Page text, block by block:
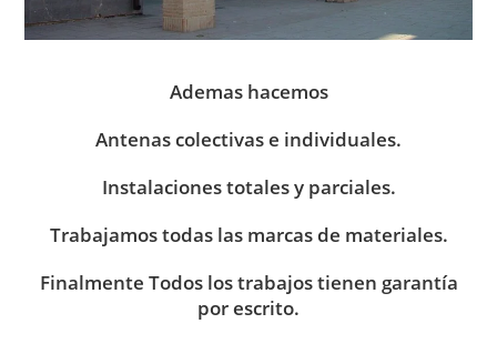
Ademas hacemos
Antenas colectivas e individuales.
Instalaciones totales y parciales.
Trabajamos todas las marcas de materiales.
Finalmente Todos los trabajos tienen garantía
por escrito.